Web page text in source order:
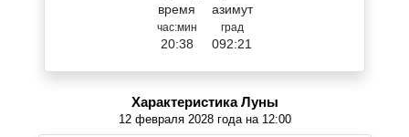
время
час:мин
20:38
азимут
град
092:21
Характеристика Луны
12 февраля 2028 года на 12:00